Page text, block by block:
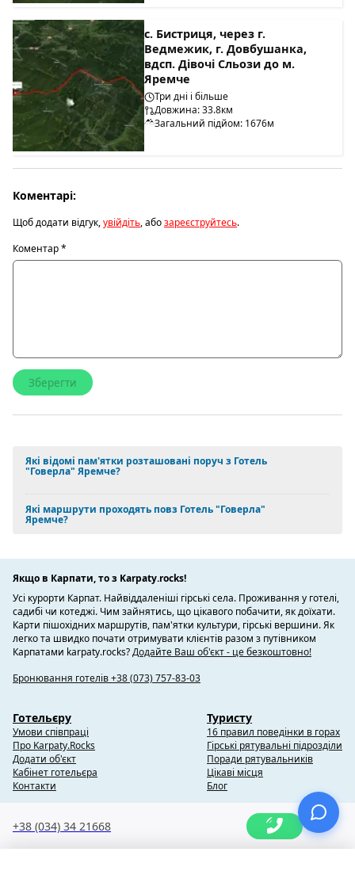
с. Бистриця, через г.
Ведмежик, г. Довбушанка,
вдсп. Дівочі Сльози до м.
Яремче
Три дні і більше
Довжина: 33.8км
Загальний підйом: 1676м
Коментарі:
Щоб додати відгук,увійдіть, абозареєструйтесь.
Коментар*
Які відомі пам'ятки розташовані поруч з Готель
"Говерла" Яремче?
Які маршрути проходять повз Готель "Говерла"
Яремче?
+38 (034) 34 21668
Якщо в Карпати, то з Karpaty.rocks!
Усі курорти Карпат. Найвіддаленіші гірські села. Проживання у готелі,
садибі чи котеджі. Чим зайнятись, що цікавого побачити, як доїхати.
Карти пішохідних маршрутів, пам'ятки культури, гірські вершини. Як
легко та швидко почати отримувати клієнтів разом з путівником
Карпатами karpaty.rocks?Додайте Ваш об'єкт - це безкоштовно!
Бронювання готелів +38 (073) 757-83-03
Готельєру
Умови співпраці
Про Karpaty.Rocks
Додати об'єкт
Кабінет готельєра
Контакти
Туристу
16 правил поведінки в горах
Гірські рятувальні підрозділи
Поради рятувальників
Цікаві місця
Блог
Copyright @ 2010-2014 Karpaty.Rocks